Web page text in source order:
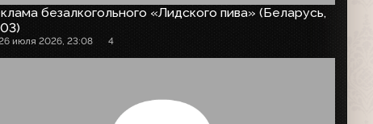
безалкогольного «Лидского пива» (Беларусь,
июля 2026, 23:08 4